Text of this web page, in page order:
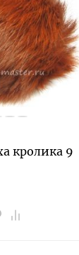
кролика 9